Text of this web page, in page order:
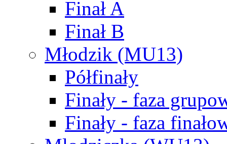
Finał A
Finał B
Młodzik (MU13)
Półfinały
Finały - faza
Finały - faza